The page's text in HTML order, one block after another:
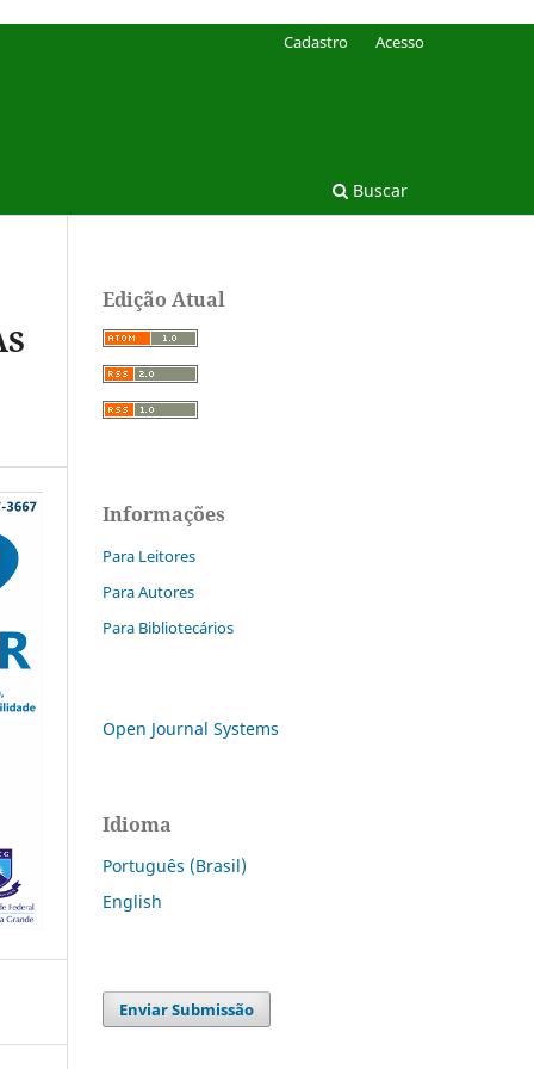
Buscar
Cadastro Acesso
Edição Atual
Informações
Para Leitores
Para Autores
Para Bibliotecários
Open Journal Systems
Idioma
Português (Brasil)
English
Enviar Submissão